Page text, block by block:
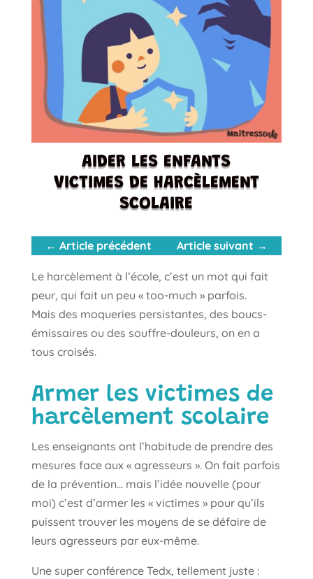
AIDER LES ENFANTS
VICTIMES DE HARCÈLEMENT
SCOLAIRE
← Article précédent Article suivant →
Le harcèlement à l’école, c’est un mot qui fait
peur, qui fait un peu « too-much » parfois.
Mais des moqueries persistantes, des boucs-
émissaires ou des souffre-douleurs, on en a
tous croisés.
Armer les victimes de
harcèlement scolaire
Les enseignants ont l’habitude de prendre des
mesures face aux « agresseurs ». On fait parfois
de la prévention… mais l’idée nouvelle (pour
moi) c’est d’armer les « victimes » pour qu’ils
puissent trouver les moyens de se défaire de
leurs agresseurs par eux-même.
Une super conférence Tedx, tellement juste :